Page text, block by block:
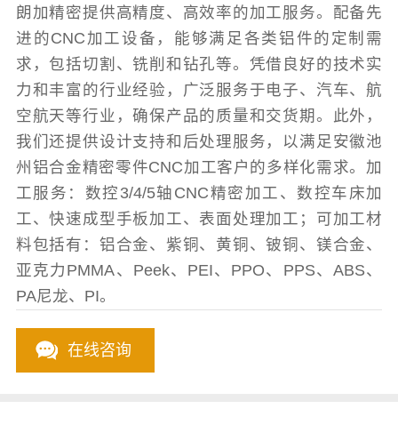
朗加精密提供高精度、高效率的加工服务。配备先
进的CNC加工设备，能够满足各类铝件的定制需
求，包括切割、铣削和钻孔等。凭借良好的技术实
力和丰富的行业经验，广泛服务于电子、汽车、航
空航天等行业，确保产品的质量和交货期。此外，
我们还提供设计支持和后处理服务，以满足安徽池
州铝合金精密零件CNC加工客户的多样化需求。加
工服务：数控3/4/5轴CNC精密加工、数控车床加
工、快速成型手板加工、表面处理加工；可加工材
料包括有：铝合金、紫铜、黄铜、铍铜、镁合金、
亚克力PMMA、Peek、PEI、PPO、PPS、ABS、
PA尼龙、PI。
在线咨询